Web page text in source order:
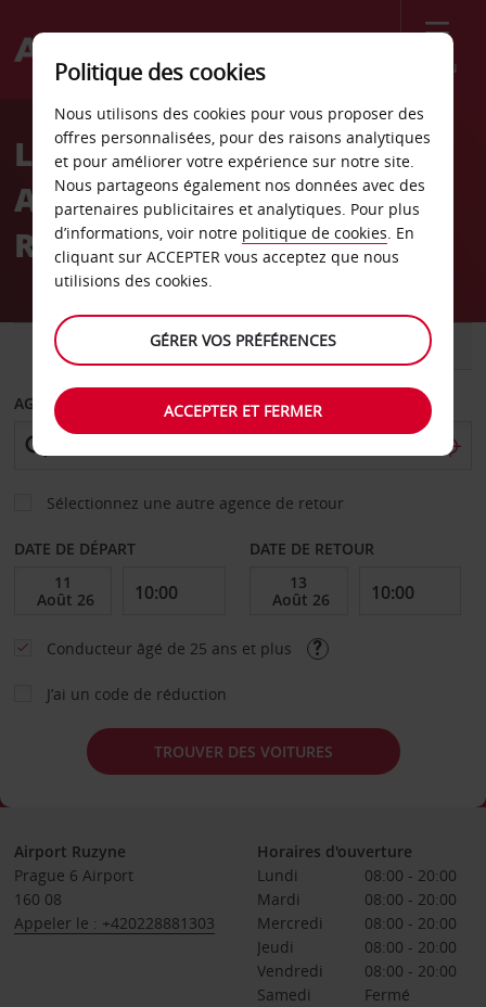
Menu
Welcome
AvisLocation de voiture
Aéroport de Prague-
Ruzyne
UTILITAIRE
AGENCE DE DÉPART
Sélectionnez une autre agence de retour
DATE DE DÉPART DATE DE RETOUR
Conducteur âgé de 25 ans et plus
J’ai un code de réduction
TROUVER DES VOITURES
Airport Ruzyne
Prague 6 Airport
160 08
Appeler le : +420228881303
Horaires d'ouverture
Lundi
08:00 - 20:00
Mardi
08:00 - 20:00
Mercredi
08:00 - 20:00
Jeudi
08:00 - 20:00
Vendredi
08:00 - 20:00
Samedi
Fermé
Politique des cookies
Nous utilisons des cookies pour vous proposer des
offres personnalisées, pour des raisons analytiques
et pour améliorer votre expérience sur notre site.
Nous partageons également nos données avec des
partenaires publicitaires et analytiques. Pour plus
d’informations, voir notre politique de cookies. En
cliquant sur ACCEPTER vous acceptez que nous
utilisions des cookies.
GÉRER VOS PRÉFÉRENCES
ACCEPTER ET FERMER